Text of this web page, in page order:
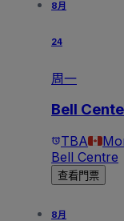
8月
24
周一
Bell
TBA
Bell Centre
查看門票
8月